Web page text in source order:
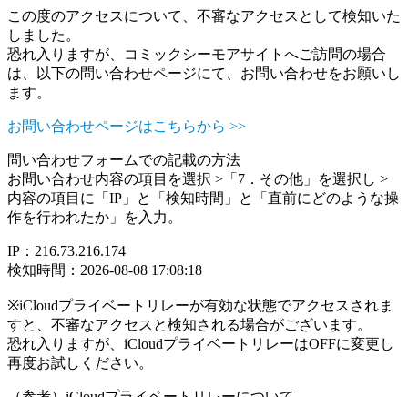
この度のアクセスについて、不審なアクセスとして検知いた
しました。
恐れ入りますが、コミックシーモアサイトへご訪問の場合
は、以下の問い合わせページにて、お問い合わせをお願いし
ます。
お問い合わせページはこちらから >>
問い合わせフォームでの記載の方法
お問い合わせ内容の項目を選択 >「7．その他」を選択し >
内容の項目に「IP」と「検知時間」と「直前にどのような操
作を行われたか」を入力。
IP：216.73.216.174
検知時間：2026-08-08 17:08:18
※iCloudプライベートリレーが有効な状態でアクセスされま
すと、不審なアクセスと検知される場合がございます。
恐れ入りますが、iCloudプライベートリレーはOFFに変更し
再度お試しください。